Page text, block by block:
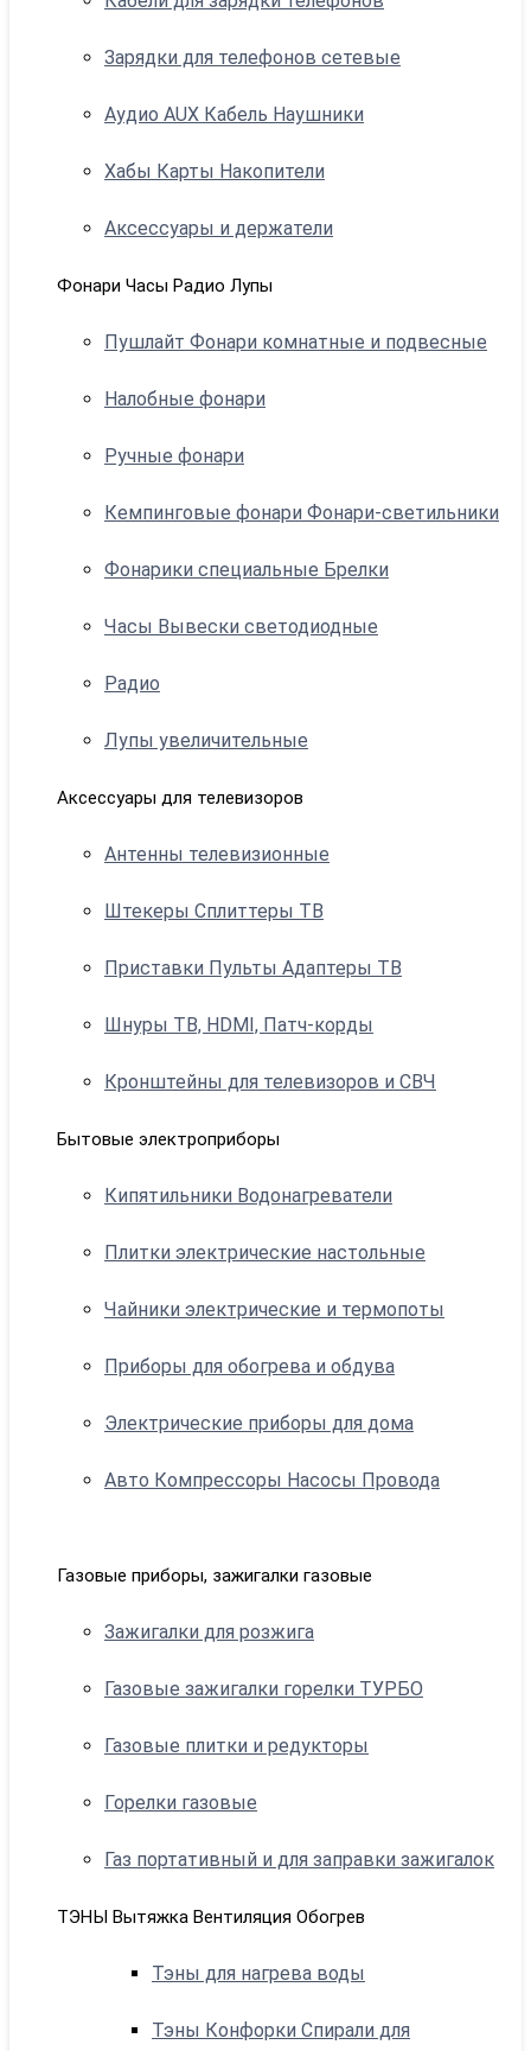
Зарядки для телефонов сетевые
Аудио AUX Кабель Наушники
Хабы Карты Накопители
Аксессуары и держатели
Фонари Часы Радио Лупы
Пушлайт Фонари комнатные и подвесные
Налобные фонари
Ручные фонари
Кемпинговые фонари Фонари-светильники
Фонарики специальные Брелки
Часы Вывески светодиодные
Радио
Лупы увеличительные
Аксессуары для телевизоров
Антенны телевизионные
Штекеры Сплиттеры ТВ
Приставки Пульты Адаптеры ТВ
Шнуры ТВ, HDMI, Патч-корды
Кронштейны для телевизоров и СВЧ
Бытовые электроприборы
Кипятильники Водонагреватели
Плитки электрические настольные
Чайники электрические и термопоты
Приборы для обогрева и обдува
Электрические приборы для дома
Авто Компрессоры Насосы Провода
Газовые приборы, зажигалки газовые
Зажигалки для розжига
Газовые зажигалки горелки ТУРБО
Газовые плитки и редукторы
Горелки газовые
Газ портативный и для заправки зажигалок
ТЭНЫ Вытяжка Вентиляция Обогрев
Тэны для нагрева воды
Тэны Конфорки Спирали для